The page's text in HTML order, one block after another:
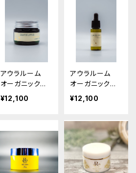
アウラルーム
オーガニックク
リーム
¥12,100
アウラルーム
オーガニックセ
ラム
¥12,100